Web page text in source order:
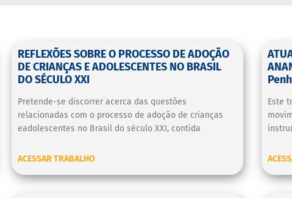
REFLEXÕES SOBRE O PROCESSO DE ADOÇÃO
DE CRIANÇAS E ADOLESCENTES NO BRASIL
DO SÉCULO XXI
Pretende-se discorrer acerca das questões
relacionadas com o processo de adoção de crianças
eadolescentes no Brasil do século XXI, contida
ACESSAR TRABALHO
Este